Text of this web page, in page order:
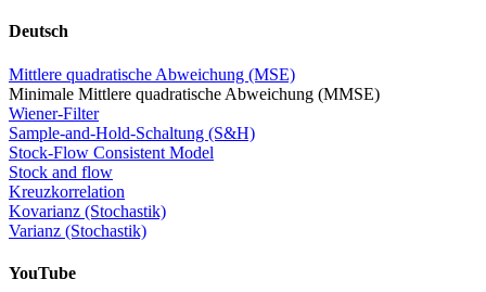
Deutsch
Mittlere quadratische Abweichung (MSE)
Minimale Mittlere quadratische Abweichung (MMSE)
Wiener-Filter
Sample-and-Hold-Schaltung (S&H)
Stock-Flow Consistent Model
Stock and flow
Kreuzkorrelation
Kovarianz (Stochastik)
Varianz (Stochastik)
YouTube